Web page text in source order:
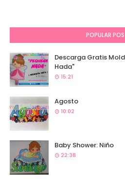
POPULAR
Descarga Gratis
Hada"
15:21
Agosto
10:02
Baby Shower: Niño
22:38